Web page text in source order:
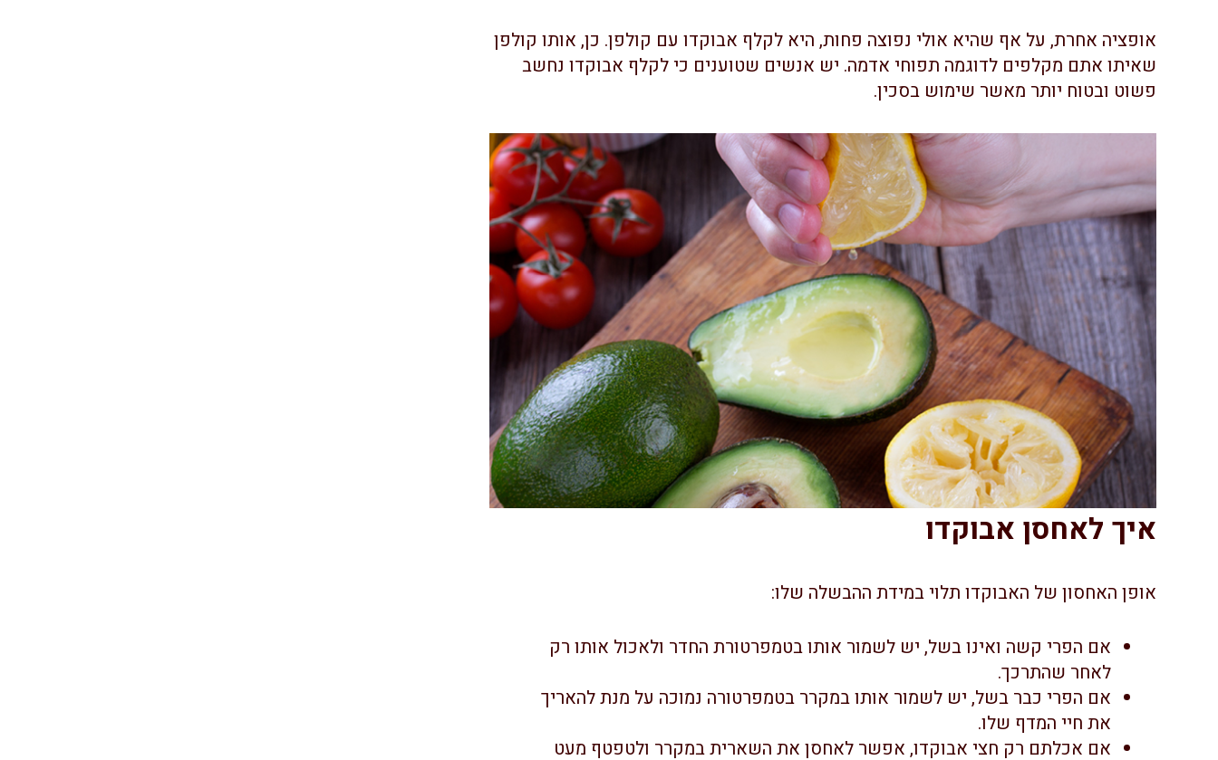
אופציה אחרת, על אף שהיא אולי נפוצה פחות, היא לקלף אבוקדו עם קולפן. כן, אותו קולפן
שאיתו אתם מקלפים לדוגמה תפוחי אדמה. יש אנשים שטוענים כי לקלף אבוקדו נחשב
פשוט ובטוח יותר מאשר שימוש בסכין.
איך לאחסן אבוקדו
אופן האחסון של האבוקדו תלוי במידת ההבשלה שלו:
אם הפרי קשה ואינו בשל, יש לשמור אותו בטמפרטורת החדר ולאכול אותו רק
לאחר שהתרכך.
אם הפרי כבר בשל, יש לשמור אותו במקרר בטמפרטורה נמוכה על מנת להאריך
את חיי המדף שלו.
אם אכלתם רק חצי אבוקדו, אפשר לאחסן את השארית במקרר ולטפטף מעט